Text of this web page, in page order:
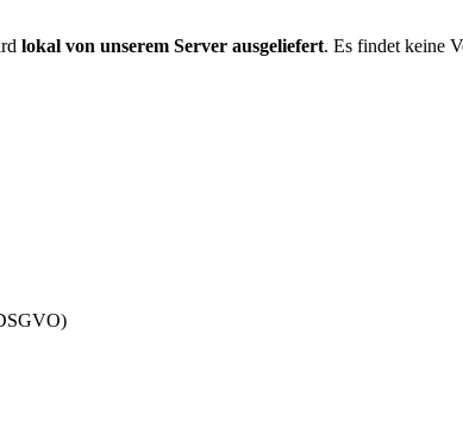
lokal von unserem Server ausgeliefert. Es findet keine